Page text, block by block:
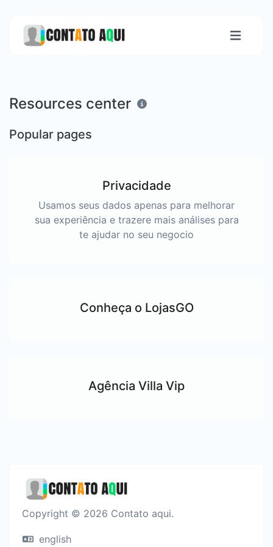
Resources center
Popular pages
Privacidade
Usamos seus dados apenas para melhorar
sua experiência e trazere mais análises para
te ajudar no seu negocio
Conheça o LojasGO
Agência Villa Vip
Copyright © 2026 Contato aqui.
english